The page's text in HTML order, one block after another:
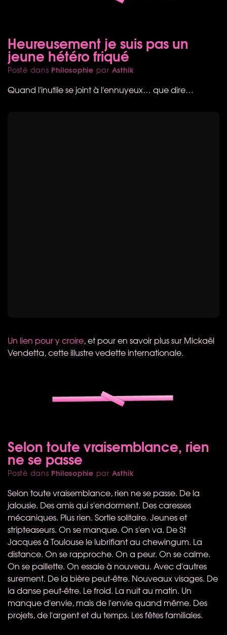
Heureusement je suis pas un
jeune hétéro friqué
Posté dans Philosophie par Asthik
Quand l'inutile se joint à l'ennuyeux… que dire…
Un lien pour y croire, et pour en savoir plus sur Mickaël
Vendetta, cette illustre vedette internationale.
Selon toute vraisemblance, rien
ne se passe
Posté dans Philosophie par Asthik
Selon toute vraisemblance, rien ne se passe. De la
jalousie. Des amis qui s'endorment. Des caresses
mécaniques. Plus rien. Sortie solitaire. Jeunes et
stripteaseurs. On se manque. On s'en va. De St
Jacques à Toulouse le lubrifiant au chewingum. La
distance. On se rapproche. On a peur. On se calme.
On se paillette. On essaie à nouveau. Avec d'autres
surement. De la bière peut-être. Nouveaux visages. De
la danse peut-être. Le froid. La nuit au matin. Un
manque d'envie, mais de l'envie quand même. Des
projets, de l'argent et du temps. Les fêtes familiales.